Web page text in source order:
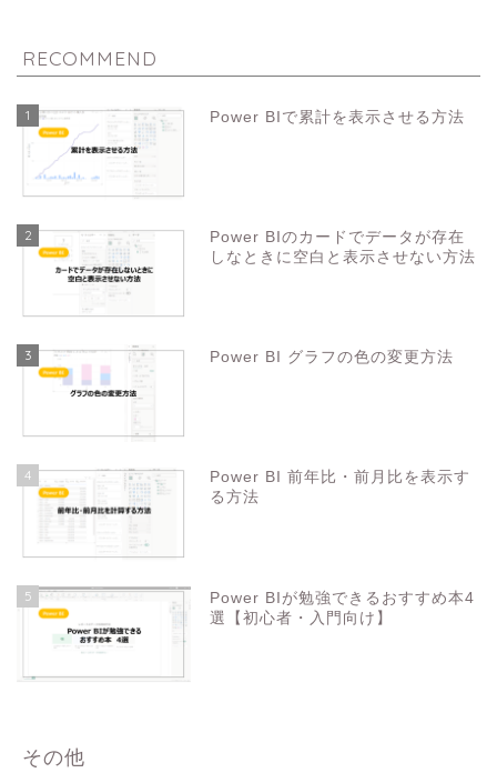
RECOMMEND
1 Power BIで累計を表示させる方法
2
Power BIのカードでデータが存在
しなときに空白と表示させない方法
3 Power BI グラフの色の変更方法
4
Power BI 前年比・前月比を表示す
る方法
5
Power BIが勉強できるおすすめ本4
選【初心者・入門向け】
その他